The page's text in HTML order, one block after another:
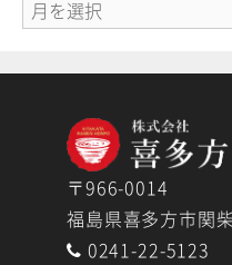
ア
ー
カ
〒966-0014
福島県喜多方市関
0241-22-5123